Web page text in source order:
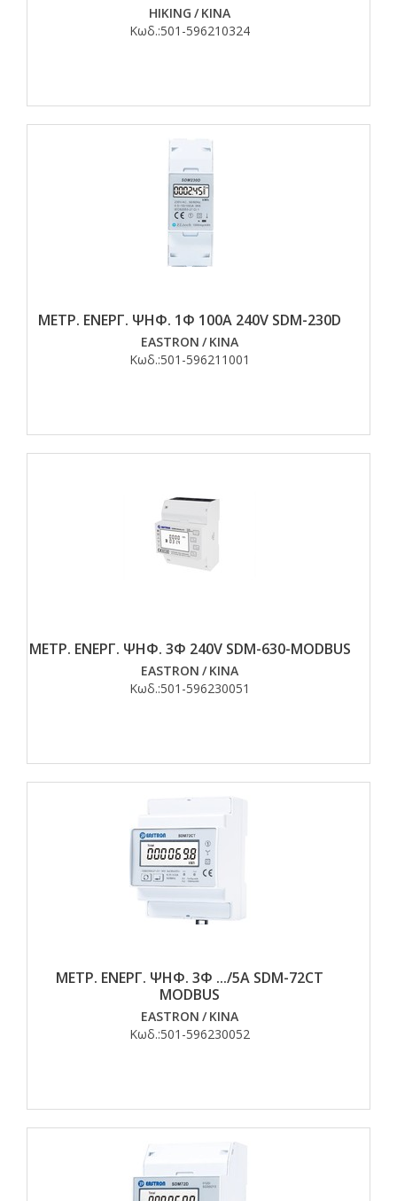
HIKING / ΚΙΝΑ
Κωδ.:501-596210324
ΜΕΤΡ. ΕΝΕΡΓ. ΨΗΦ. 1Φ 100Α 240V SDM-230D
EASTRON / ΚΙΝΑ
Κωδ.:501-596211001
ΜΕΤΡ. ΕΝΕΡΓ. ΨΗΦ. 3Φ 240V SDM-630-MODBUS
EASTRON / ΚΙΝΑ
Κωδ.:501-596230051
ΜΕΤΡ. ΕΝΕΡΓ. ΨΗΦ. 3Φ .../5A SDM-72CΤ
MODBUS
EASTRON / ΚΙΝΑ
Κωδ.:501-596230052